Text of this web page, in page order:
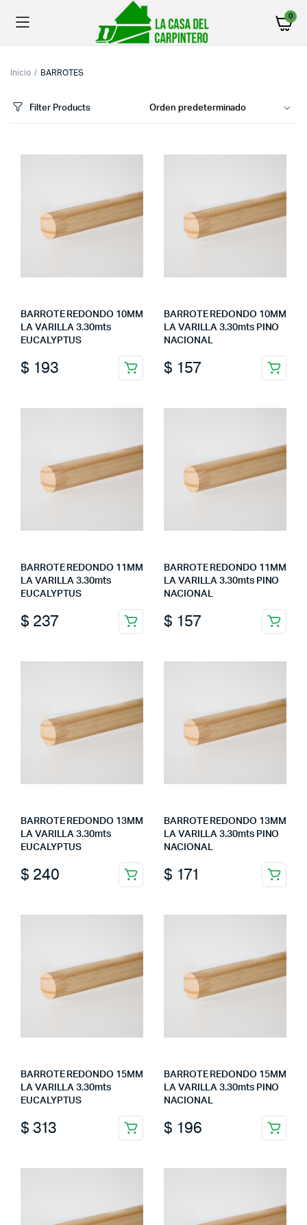
0
Inicio BARROTES
Filter Products
BARROTE REDONDO 10MM
LA VARILLA 3.30mts
EUCALYPTUS
$ 193
BARROTE REDONDO 10MM
LA VARILLA 3.30mts PINO
NACIONAL
$ 157
BARROTE REDONDO 11MM
LA VARILLA 3.30mts
EUCALYPTUS
$ 237
BARROTE REDONDO 11MM
LA VARILLA 3.30mts PINO
NACIONAL
$ 157
BARROTE REDONDO 13MM
LA VARILLA 3.30mts
EUCALYPTUS
$ 240
BARROTE REDONDO 13MM
LA VARILLA 3.30mts PINO
NACIONAL
$ 171
BARROTE REDONDO 15MM
LA VARILLA 3.30mts
EUCALYPTUS
$ 313
BARROTE REDONDO 15MM
LA VARILLA 3.30mts PINO
NACIONAL
$ 196